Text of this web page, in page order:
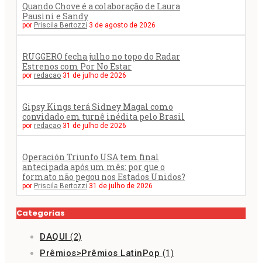
Quando Chove é a colaboração de Laura
Pausini e Sandy
por Priscila Bertozzi 3 de agosto de 2026
RUGGERO fecha julho no topo do Radar
Estrenos com Por No Estar
por redacao 31 de julho de 2026
Gipsy Kings terá Sidney Magal como
convidado em turnê inédita pelo Brasil
por redacao 31 de julho de 2026
Operación Triunfo USA tem final
antecipada após um mês: por que o
formato não pegou nos Estados Unidos?
por Priscila Bertozzi 31 de julho de 2026
Categorias
DAQUI (2)
Prêmios>Prêmios LatinPop (1)